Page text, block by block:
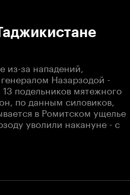
из-за нападений,
Назарзодой -
подельников мятежного
по данным силовиков,
в Ромитском ущелье
уволили накануне - с